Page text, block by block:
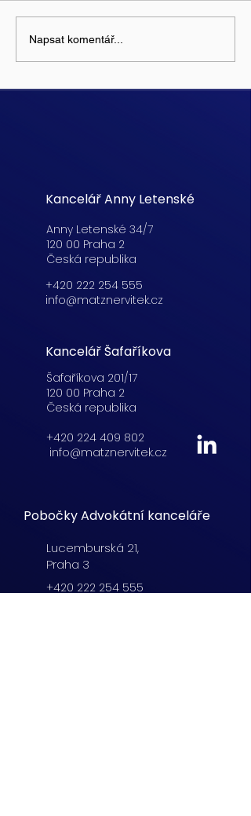
Napsat komentář...
Kancelář Anny Letenské
Anny Letenské 34/7
120 00 Praha 2
Česká republika
+420 222 254 555
info@matznervitek.cz
Kancelář Šafaříkova
Šafaříkova 201/17
120 00 Praha 2
Česká republika
+420 224 409 802
info@matznervitek.cz
Pobočky Advokátní kanceláře
Lucemburská 21,
Praha 3
+420 222 254 555